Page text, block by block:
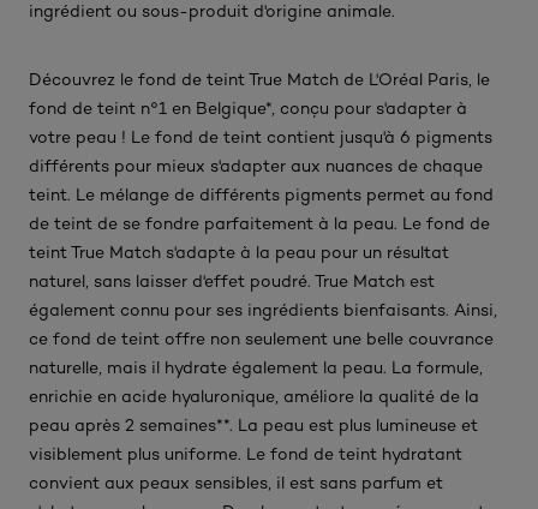
ingrédient ou sous-produit d'origine animale.​
Découvrez le fond de teint True Match de L'Oréal Paris, le
fond de teint n°1 en Belgique*, conçu pour s'adapter à
votre peau ! Le fond de teint contient jusqu'à 6 pigments
différents pour mieux s'adapter aux nuances de chaque
teint. Le mélange de différents pigments permet au fond
de teint de se fondre parfaitement à la peau. Le fond de
teint True Match s'adapte à la peau pour un résultat
naturel, sans laisser d'effet poudré. True Match est
également connu pour ses ingrédients bienfaisants. Ainsi,
ce fond de teint offre non seulement une belle couvrance
naturelle, mais il hydrate également la peau. La formule,
enrichie en acide hyaluronique, améliore la qualité de la
peau après 2 semaines**. La peau est plus lumineuse et
visiblement plus uniforme. Le fond de teint hydratant
convient aux peaux sensibles, il est sans parfum et